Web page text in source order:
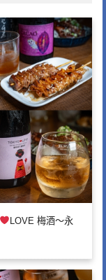
LOVE 梅酒～永